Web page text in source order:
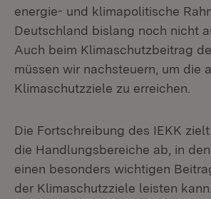
energie- und klimapolitische
Deutschland bislang noch nicht
Auch beim Klimaschutzbeitrag
müssen wir nachsteuern, um die
Klimaschutzziele zu erreichen.
Die Fortschreibung des IEKK
die Handlungsbereiche ab, in
einen besonders wichtigen
der Klimaschutzziele leisten